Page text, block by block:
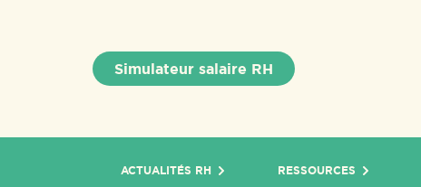
Simulateur salaire RH
ACTUALITÉS RH RESSOURCES